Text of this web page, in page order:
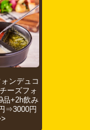
ンデュコ
ーズフォ
品+2h飲み
⇒3000円